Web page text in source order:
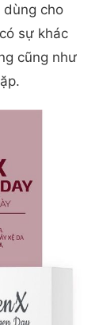
dùng cho
sự khác
cũng như